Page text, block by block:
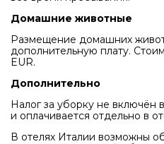
Домашние животные
Размещение домашних
дополнительную плату.
EUR.
Дополнительно
Налог за уборку не включён
и оплачивается отдельно в
В отелях Италии возможны